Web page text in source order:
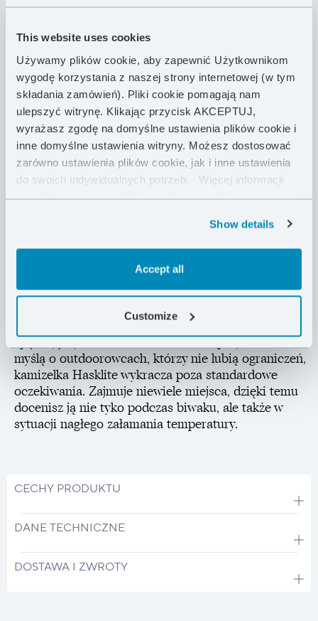
This website uses cookies
Używamy plików cookie, aby zapewnić Użytkownikom
wygodę korzystania z naszej strony internetowej (w tym
składania zamówień). Pliki cookie pomagają nam
ulepszyć witrynę. Klikając przycisk AKCEPTUJ,
wyrażasz zgodę na domyślne ustawienia plików cookie i
inne domyślne ustawienia witryny. Możesz dostosować
zarówno ustawienia plików cookie, jak i inne ustawienia
do swoich indywidualnych potrzeb.
Więcej informacji
znajdziesz w naszejPolityce Prywatności .
Show details
Accept all
Customize
zapewnia dodatkową izolację nie tylko w trakcie
spaceru wzdłuż plaży. Noszona razem z dodatkowymi
warstwami odzieży, doskonale sprawdzi się w
temperaturach bliższych 0 – 5 stopni.
Materiały wykorzystane w produkcji kamizelki,
tkanina Pertex® Quantum oraz puch o sprężystości
850 FP, gwarantują wysoką wytrzymałość
mechaniczną oraz jej niewielki rozmiar po kompresji.
Dwie kieszenie pomieszczą wszelkie niezbędne w
obszerny, by pomieścić kask, a jednocześnie posiada
Dodatkowa warstwa izolacyjna, łatwa do założenia i
zdjęcia, jest niezbędnym wyposażeniem każdej osoby
spędzającej dużo czasu w terenie. Zaprojektowana z
myślą o outdoorowcach, którzy nie lubią ograniczeń,
kamizelka Hasklite wykracza poza standardowe
oczekiwania. Zajmuje niewiele miejsca, dzięki temu
docenisz ją nie tyko podczas biwaku, ale także w
sytuacji nagłego załamania temperatury.
CECHY PRODUKTU
DANE TECHNICZNE
DOSTAWA I ZWROTY